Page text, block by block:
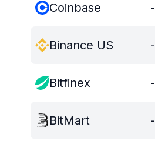
Coinbase -
Binance US -
Bitfinex -
BitMart -